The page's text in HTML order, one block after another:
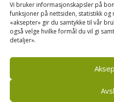
Vi bruker informasjonskapsler på
funksjoner på nettsiden, statistikk og
«aksepter» gir du samtykke til vår
også velge hvilke formål du vil gi
detaljer».Kusignal